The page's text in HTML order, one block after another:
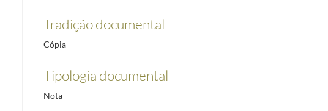
Tradição documental
Cópia
Tipologia documental
Nota